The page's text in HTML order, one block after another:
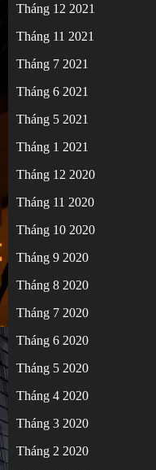
Tháng 12 2021
Tháng 11 2021
Tháng 7 2021
Tháng 6 2021
Tháng 5 2021
Tháng 1 2021
Tháng 12 2020
Tháng 11 2020
Tháng 10 2020
Tháng 9 2020
Tháng 8 2020
Tháng 7 2020
Tháng 6 2020
Tháng 5 2020
Tháng 4 2020
Tháng 3 2020
Tháng 2 2020